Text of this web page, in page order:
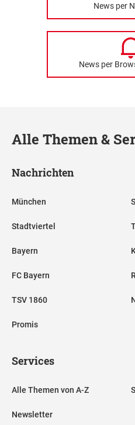
News per
News per
Alle Themen &
Nachrichten
München
Stadtviertel
Bayern
FC Bayern
TSV 1860
Promis
Services
Alle Themen von A-Z
Newsletter